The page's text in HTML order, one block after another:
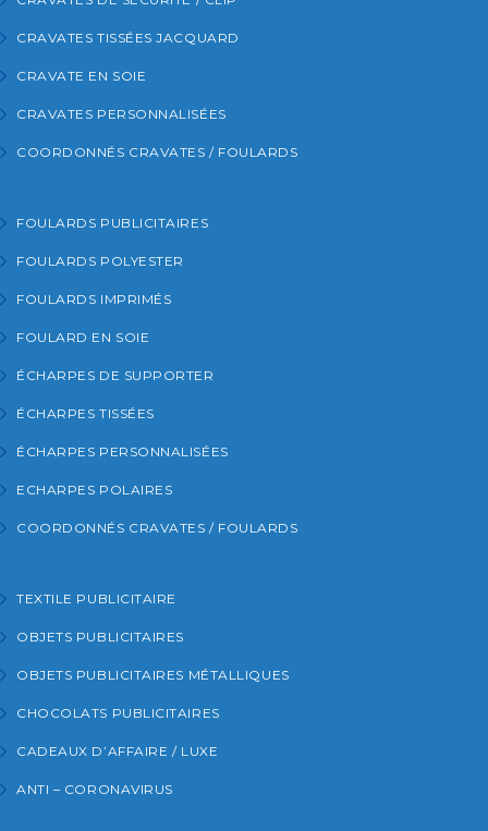
CRAVATES TISSÉES JACQUARD
CRAVATE EN SOIE
CRAVATES PERSONNALISÉES
COORDONNÉS CRAVATES / FOULARDS
FOULARDS PUBLICITAIRES
FOULARDS POLYESTER
FOULARDS IMPRIMÉS
FOULARD EN SOIE
ÉCHARPES DE SUPPORTER
ÉCHARPES TISSÉES
ÉCHARPES PERSONNALISÉES
ECHARPES POLAIRES
COORDONNÉS CRAVATES / FOULARDS
TEXTILE PUBLICITAIRE
OBJETS PUBLICITAIRES
OBJETS PUBLICITAIRES MÉTALLIQUES
CHOCOLATS PUBLICITAIRES
CADEAUX D’AFFAIRE / LUXE
ANTI – CORONAVIRUS